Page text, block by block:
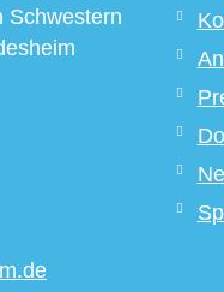
Schwestern